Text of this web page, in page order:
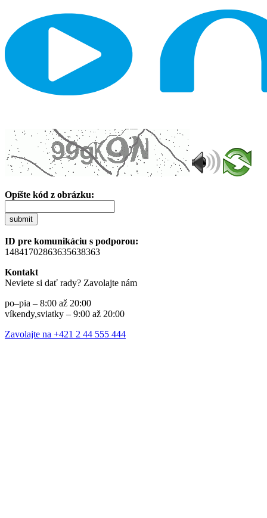
Opíšte kód z obrázku:
submit
ID pre komunikáciu s podporou:
14841702863635638363
Kontakt
Neviete si dať rady? Zavolajte nám
po–pia – 8:00 až 20:00
víkendy,sviatky – 9:00 až 20:00
Zavolajte na +421 2 44 555 444